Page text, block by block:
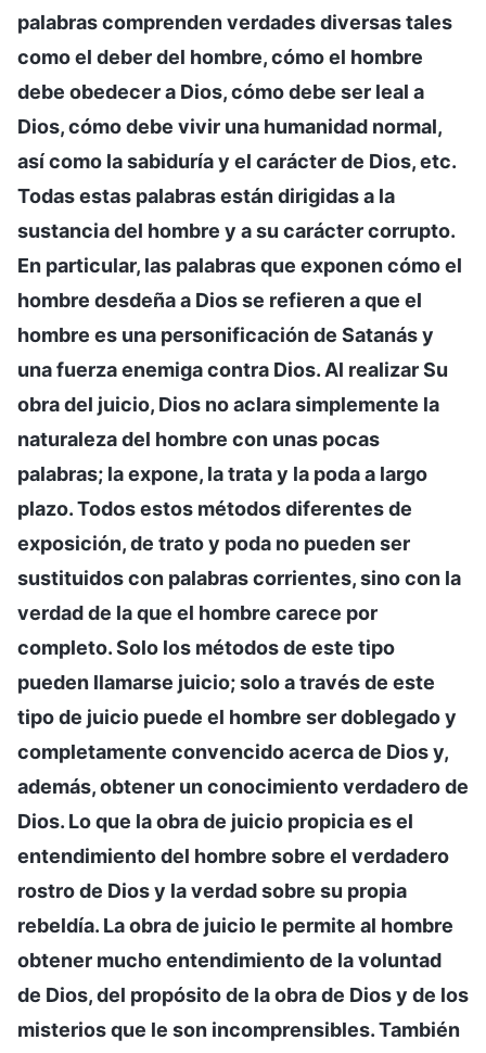
palabras comprenden verdades diversas tales
como el deber del hombre, cómo el hombre
debe obedecer a Dios, cómo debe ser leal a
Dios, cómo debe vivir una humanidad normal,
así como la sabiduría y el carácter de Dios, etc.
Todas estas palabras están dirigidas a la
sustancia del hombre y a su carácter corrupto.
En particular, las palabras que exponen cómo el
hombre desdeña a Dios se refieren a que el
hombre es una personificación de Satanás y
una fuerza enemiga contra Dios. Al realizar Su
obra del juicio, Dios no aclara simplemente la
naturaleza del hombre con unas pocas
palabras; la expone, la trata y la poda a largo
plazo. Todos estos métodos diferentes de
exposición, de trato y poda no pueden ser
sustituidos con palabras corrientes, sino con la
verdad de la que el hombre carece por
completo. Solo los métodos de este tipo
pueden llamarse juicio; solo a través de este
tipo de juicio puede el hombre ser doblegado y
completamente convencido acerca de Dios y,
además, obtener un conocimiento verdadero de
Dios. Lo que la obra de juicio propicia es el
entendimiento del hombre sobre el verdadero
rostro de Dios y la verdad sobre su propia
rebeldía. La obra de juicio le permite al hombre
obtener mucho entendimiento de la voluntad
de Dios, del propósito de la obra de Dios y de los
misterios que le son incomprensibles. También